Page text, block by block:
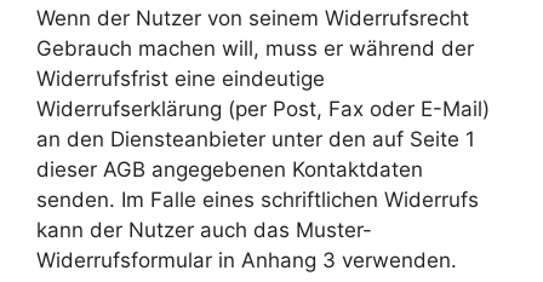
Wenn der Nutzer von seinem Widerrufsrecht
Gebrauch machen will, muss er während der
Widerrufsfrist eine eindeutige
Widerrufserklärung (per Post, Fax oder E-Mail)
an den Diensteanbieter unter den auf Seite 1
dieser AGB angegebenen Kontaktdaten
senden. Im Falle eines schriftlichen Widerrufs
kann der Nutzer auch das Muster-
Widerrufsformular in Anhang 3 verwenden.